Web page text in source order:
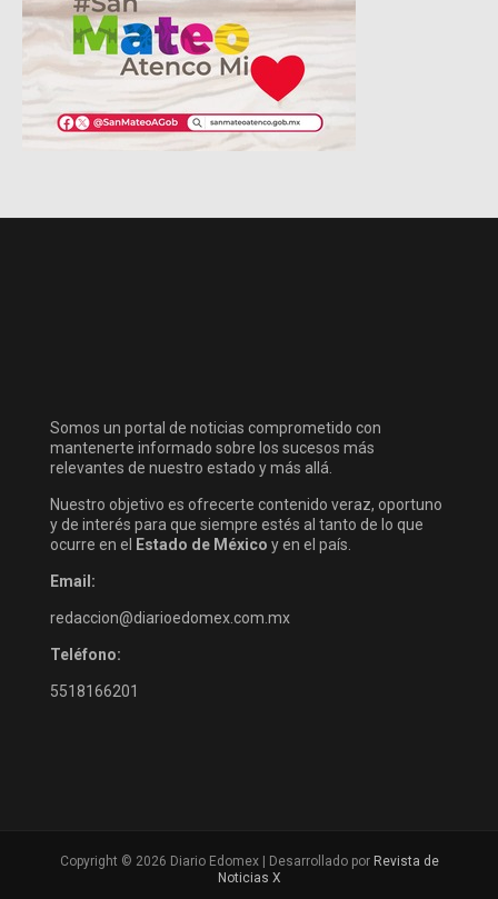
Somos un portal de noticias comprometido con
mantenerte informado sobre los sucesos más
relevantes de nuestro estado y más allá.
Nuestro objetivo es ofrecerte contenido veraz, oportuno
y de interés para que siempre estés al tanto de lo que
ocurre en el Estado de México y en el país.
Email:
redaccion@diarioedomex.com.mx
Teléfono:
5518166201
Copyright © 2026 Diario Edomex | Desarrollado por Revista de
Noticias X